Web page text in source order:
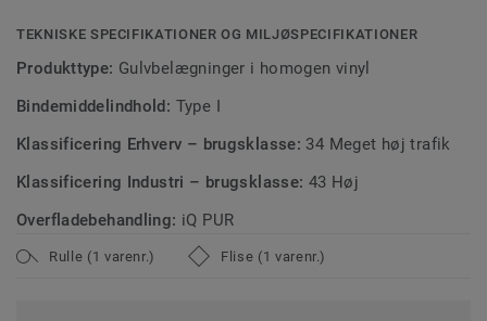
TEKNISKE SPECIFIKATIONER OG MILJØSPECIFIKATIONER
Produkttype: Gulvbelægninger i homogen vinyl
Bindemiddelindhold: Type I
Klassificering Erhverv – brugsklasse: 34 Meget høj trafik
Klassificering Industri – brugsklasse: 43 Høj
Overfladebehandling: iQ PUR
Rulle (1 varenr.) Flise (1 varenr.)